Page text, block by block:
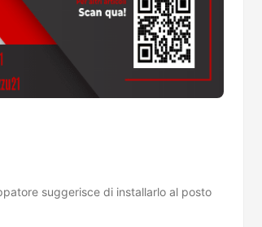
suggerisce di installarlo al posto